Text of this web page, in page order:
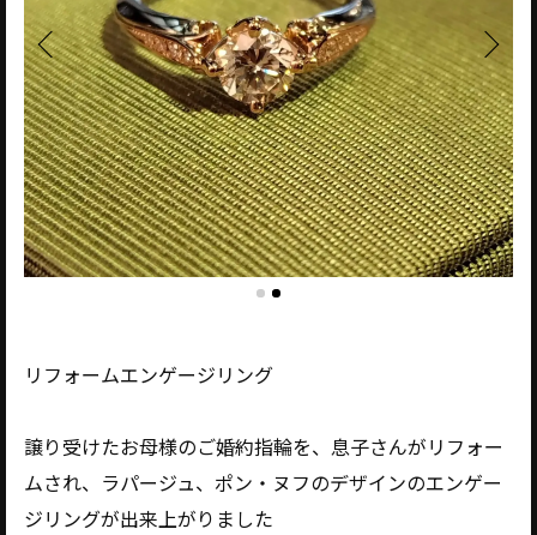
リフォームエンゲージリング
譲り受けたお母様のご婚約指輪を、息子さんがリフォー
ムされ、ラパージュ、ポン・ヌフのデザインのエンゲー
ジリングが出来上がりました